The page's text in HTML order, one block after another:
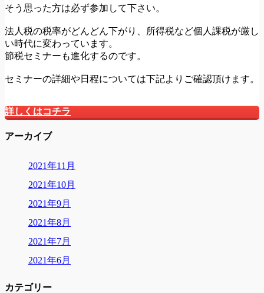
そう思った方は必ず参加して下さい。
法人税の税率がどんどん下がり、所得税など個人課税が厳し
い時代に変わっています。
節税セミナーも進化するのです。
セミナーの詳細や日程については下記よりご確認頂けます。
詳しくはコチラ
アーカイブ
2021年11月
2021年10月
2021年9月
2021年8月
2021年7月
2021年6月
カテゴリー